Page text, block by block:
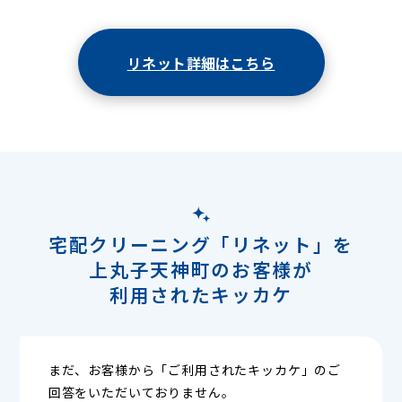
リネット詳細はこちら
宅配クリーニング「リネット」を
上丸子天神町のお客様が
利用されたキッカケ
まだ、お客様から「ご利用されたキッカケ」のご
回答をいただいておりません。